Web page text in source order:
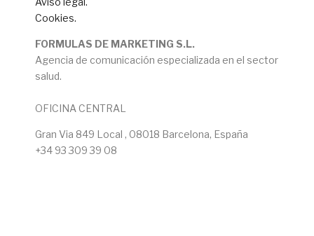
Cookies.
FORMULAS DE MARKETING S.L.
Agencia de comunicación especializada en el sector
salud.
OFICINA CENTRAL
Gran Via 849 Local , 08018 Barcelona, España
+34 93 309 39 08